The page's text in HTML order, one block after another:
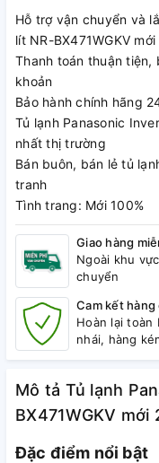
Hỗ trợ vận chuyển và
lít NR-BX471WGKV
Thanh toán thuận tiện,
khoản
Bảo hành chính hãng
Tủ lạnh Panasonic
nhất thị trường
Bán buôn, bán lẻ tủ
tranh
Tình trang: Mới 100%
Giao hàng
Ngoài khu
chuyển
Cam kết
Hoàn lại toàn
nhái, hàng
Mô tả Tủ lạnh
BX471WGKV mới
Đặc điểm nổi bật